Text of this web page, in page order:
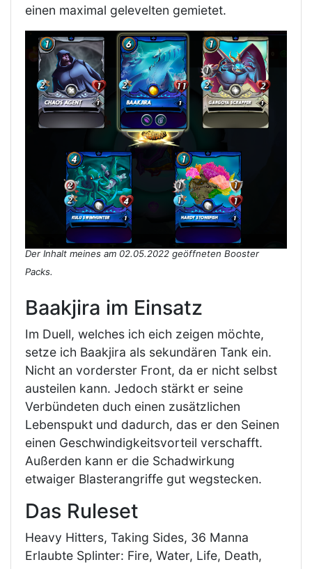
einen maximal gelevelten gemietet.
Der Inhalt meines am 02.05.2022 geöffneten Booster
Packs.
Baakjira im Einsatz
Im Duell, welches ich eich zeigen möchte,
setze ich Baakjira als sekundären Tank ein.
Nicht an vorderster Front, da er nicht selbst
austeilen kann. Jedoch stärkt er seine
Verbündeten duch einen zusätzlichen
Lebenspukt und dadurch, das er den Seinen
einen Geschwindigkeitsvorteil verschafft.
Außerden kann er die Schadwirkung
etwaiger Blasterangriffe gut wegstecken.
Das Ruleset
Heavy Hitters, Taking Sides, 36 Manna
Erlaubte Splinter: Fire, Water, Life, Death,